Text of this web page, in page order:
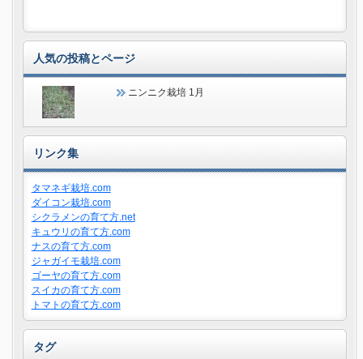
人気の投稿とページ
ニンニク栽培 1月
リンク集
タマネギ栽培.com
ダイコン栽培.com
シクラメンの育て方.net
キュウリの育て方.com
ナスの育て方.com
ジャガイモ栽培.com
ゴーヤの育て方.com
スイカの育て方.com
トマトの育て方.com
タグ